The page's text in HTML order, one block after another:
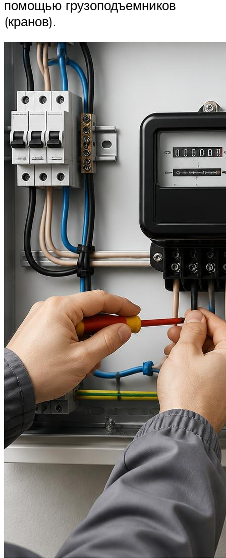
помощью грузоподъемников
(кранов).